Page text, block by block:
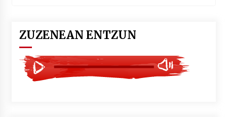
ZUZENEAN ENTZUN